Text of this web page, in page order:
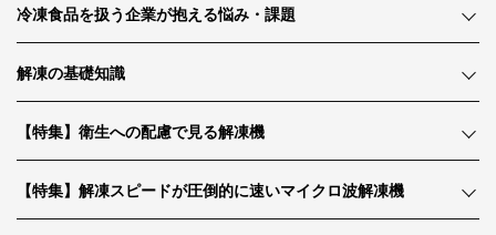
冷凍食品を扱う企業が抱える悩み・課題
解凍の基礎知識
【特集】衛生への配慮で見る解凍機
【特集】解凍スピードが圧倒的に速いマイクロ波解凍機